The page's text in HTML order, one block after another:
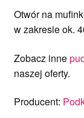
Otwór na
w zakresie ok.
Zobacz inne
naszej oferty.
Producent: